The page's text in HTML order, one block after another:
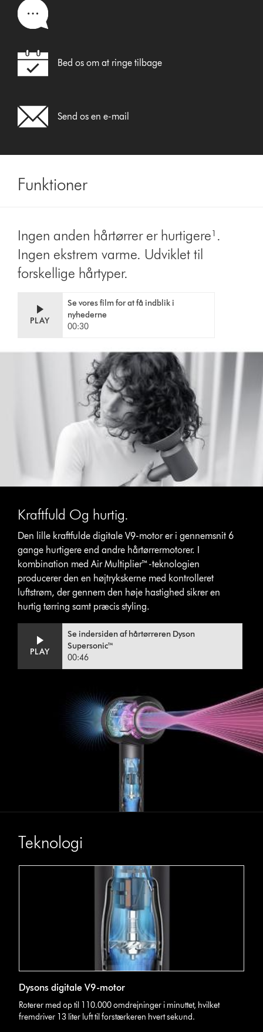
Bed os om at ringe tilbage
Send os en e-mail
Funktioner
Ingen anden hårtørrer er hurtigere¹.
Ingen ekstrem varme. Udviklet til
forskellige hårtyper.
PLAY
Se vores film for at få indblik i
nyhederne
00:30
Kraftfuld Og hurtig.
Den lille kraftfulde digitale V9-motor er i gennemsnit 6
gange hurtigere end andre hårtørrermotorer. I
kombination med Air Multiplier™-teknologien
producerer den en højtrykskerne med kontrolleret
luftstrøm, der gennem den høje hastighed sikrer en
hurtig tørring samt præcis styling.
PLAY
Se indersiden af hårtørreren Dyson
Supersonic™
00:46
Teknologi
Dysons digitale V9-motor
Roterer med op til 110.000 omdrejninger i minuttet, hvilket
fremdriver 13 liter luft til forstærkeren hvert sekund.